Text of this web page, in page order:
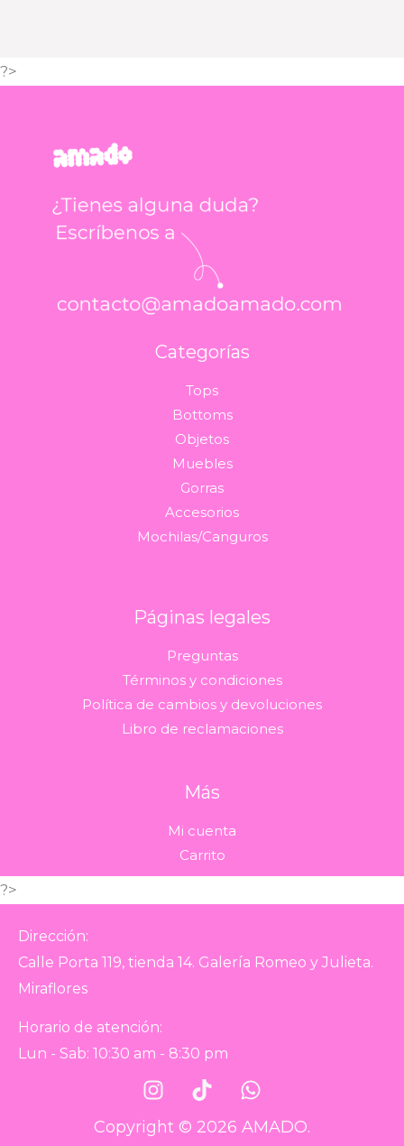
?>
Categorías
Tops
Bottoms
Objetos
Muebles
Gorras
Accesorios
Mochilas/Canguros
Páginas legales
Preguntas
Términos y condiciones
Política de cambios y devoluciones
Libro de reclamaciones
Más
Mi cuenta
Carrito
?>
Dirección:
Calle Porta 119, tienda 14. Galería Romeo y Julieta.
Miraflores
Horario de atención:
Lun - Sab: 10:30 am - 8:30 pm
Copyright © 2026 AMADO.